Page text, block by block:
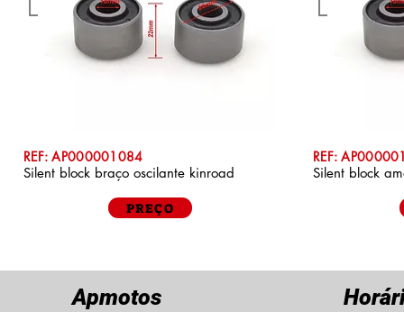
REF: AP000001084
Silent block braço oscilante kinroad
PREÇO
REF:
Silent block
Apmotos